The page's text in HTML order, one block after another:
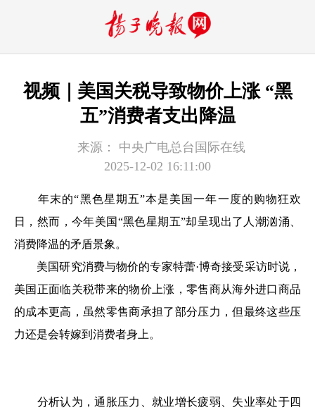
视频｜美国关税导致物价上涨 “黑
五”消费者支出降温
来源：
中央广电总台国际在线
2025-12-02 16:11:00
年末的“黑色星期五”本是美国一年一度的购物狂欢
日，然而，今年美国“黑色星期五”却呈现出了人潮汹涌、
消费降温的矛盾景象。
美国研究消费与物价的专家特蕾·博奇接受采访时说，
美国正面临关税带来的物价上涨，零售商从海外进口商品
的成本更高，虽然零售商承担了部分压力，但最终这些压
力还是会转嫁到消费者身上。
分析认为，通胀压力、就业增长疲弱、失业率处于四